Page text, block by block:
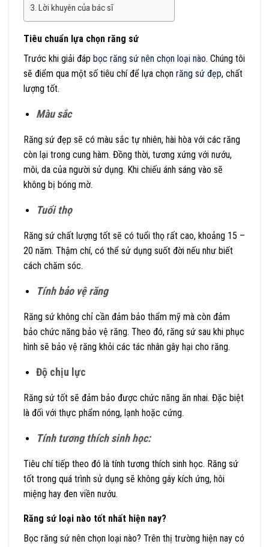
Lời khuyên của bác sĩ
Tiêu chuẩn lựa chọn răng sứ
Trước khi giải đáp bọc răng sứ nên chọn loại nào. Chúng tôi
sẽ điểm qua một số tiêu chí để lựa chọn răng sứ đẹp, chất
lượng tốt.
Màu sắc
Răng sứ đẹp sẽ có màu sắc tự nhiên, hài hòa với các răng
còn lại trong cung hàm. Đồng thời, tương xứng với nướu,
môi, da của người sử dụng. Khi chiếu ánh sáng vào sẽ
không bị bóng mờ.
Tuổi thọ
Răng sứ chất lượng tốt sẽ có tuổi thọ rất cao, khoảng 15 –
20 năm. Thậm chí, có thể sử dụng suốt đời nếu như biết
cách chăm sóc.
Tính bảo vệ răng
Răng sứ không chỉ cần đảm bảo thẩm mỹ mà còn đảm
bảo chức năng bảo vệ răng. Theo đó, răng sứ sau khi phục
hình sẽ bảo vệ răng khỏi các tác nhân gây hại cho răng.
Độ chịu lực
Răng sứ tốt sẽ đảm bảo được chức năng ăn nhai. Đặc biệt
là đối với thực phẩm nóng, lạnh hoặc cứng.
Tính tương thích sinh học:
Tiêu chí tiếp theo đó là tính tương thích sinh học. Răng sứ
tốt trong quá trình sử dụng sẽ không gây kích ứng, hôi
miệng hay đen viền nướu.
Răng sứ loại nào tốt nhất hiện nay?
Bọc răng sứ nên chọn loại nào? Trên thị trường hiện nay có